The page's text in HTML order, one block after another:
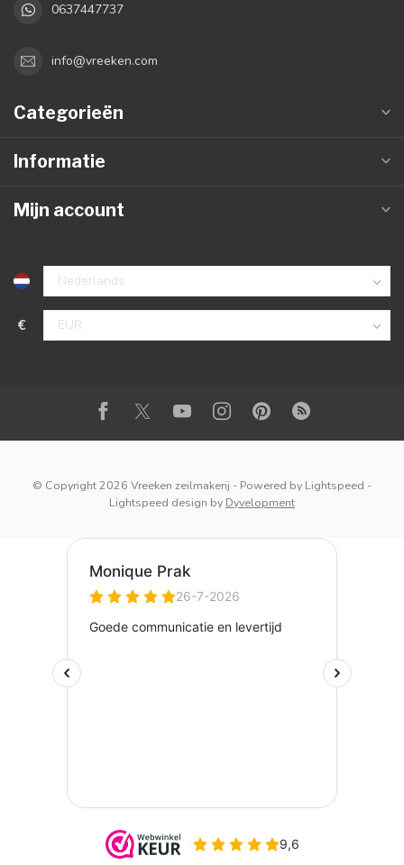
0637447737
info@vreeken.com
Categorieën
Informatie
Mijn account
€
© Copyright 2026 Vreeken zeilmakerij - Powered by Lightspeed -
Lightspeed design by Dyvelopment